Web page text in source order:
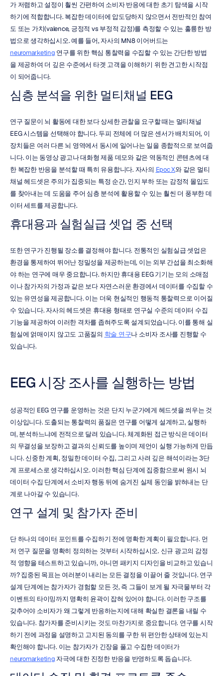
가 저렴하고 설정이 훨씬 간편하여 소비자 반응에 대한 초기 탐색을 시작
하기에 적합합니다. 복잡한 데이터에 압도당하지 않으면서 전반적인 참여
도 또는 가치(valence, 긍정적 vs 부정적 감정)를 측정할 수 있는 훌륭한 방
neuromarketing 연구를 위한 핵심 통찰력을 수집할 수 있는 간단한 방법
을 제공하여 더 깊은 수준에서 타겟 고객을 이해하기 위한 견고한 시작점
이 되어줍니다.
심층 분석을 위한 멀티채널 EEG
연구 질문이 뇌 활동에 대한 보다 상세한 관찰을 요구할 때는 멀티채널
EEG 시스템을 선택해야 합니다. 두피 전체에 더 많은 센서가 배치되어, 이
장치들은 여러 다른 뇌 영역에서 동시에 일어나는 일을 종합적으로 보여줍
니다. 이는 동영상 광고나 대화형 제품 데모와 같은 역동적인 콘텐츠에 대
한 복잡한 반응을 분석할 때 특히 유용합니다. 자사의 Epoc X와 같은 멀티
채널 헤드셋은 주의가 집중되는 특정 순간, 인지 부하 또는 감정적 몰입도
를 찾아내는 데 도움을 주어 심층 분석에 활용할 수 있는 훨씬 더 풍부한 데
이터 세트를 제공합니다.
휴대용과 실험실급 셋업 중 선택
또한 연구가 진행될 장소를 결정해야 합니다. 전통적인 실험실급 셋업은
환경을 통제하여 뛰어난 정밀성을 제공하는데, 이는 외부 간섭을 최소화해
야 하는 연구에 매우 중요합니다. 하지만 휴대용 EEG 기기는 모의 소매점
이나 참가자의 가정과 같은 보다 자연스러운 환경에서 데이터를 수집할 수
있는 유연성을 제공합니다. 이는 더욱 현실적인 행동적 통찰력으로 이어질
수 있습니다. 자사의 헤드셋은 휴대용 형태로 연구실 수준의 데이터 수집
기능을 제공하여 이러한 격차를 좁혀주도록 설계되었습니다. 이를 통해 실
험실에 얽매이지 않고도 고품질의 학술 연구나 소비자 조사를 진행할 수
있습니다.
EEG 시장 조사를 실행하는 방법
성공적인 EEG 연구를 운영하는 것은 단지 누군가에게 헤드셋을 씌우는 것
이상입니다. 도출되는 통찰력의 품질은 연구를 어떻게 설계하고, 실행하
며, 분석하느냐에 전적으로 달려 있습니다. 체계화된 접근 방식은 데이터
의 무결성을 보장하고 결과의 신뢰도를 높이며 제언이 실행 가능하게 만듭
니다. 신중한 계획, 정밀한 데이터 수집, 그리고 사려 깊은 해석이라는 3단
계 프로세스로 생각하십시오. 이러한 핵심 단계에 집중함으로써 원시 뇌
데이터 수집 단계에서 소비자 행동 뒤에 숨겨진 실제 동인을 밝혀내는 단
계로 나아갈 수 있습니다.
연구 설계 및 참가자 준비
단 하나의 데이터 포인트를 수집하기 전에 명확한 계획이 필요합니다. 먼
저 연구 질문을 명확히 정의하는 것부터 시작하십시오. 신규 광고의 감정
적 영향을 테스트하고 있습니까, 아니면 패키지 디자인을 비교하고 있습니
까? 집중된 목표는 여러분이 내리는 모든 결정을 이끌어 줄 것입니다. 연구
설계 단계에는 참가자가 경험할 모든 것, 즉 그들이 보게 될 자극물부터 각
이벤트의 타이밍까지 명확히 윤곽이 잡혀 있어야 합니다. 이러한 구조를
갖추어야 소비자가 왜 그렇게 반응하는지에 대해 확실한 결론을 내릴 수
있습니다. 참가자를 준비시키는 것도 마찬가지로 중요합니다. 연구를 시작
하기 전에 과정을 설명하고 고지된 동의를 구한 뒤 편안한 상태에 있는지
확인해야 합니다. 이는 참가자가 긴장을 풀고 수집한 데이터가
neuromarketing 자극에 대한 진정한 반응을 반영하도록 돕습니다.